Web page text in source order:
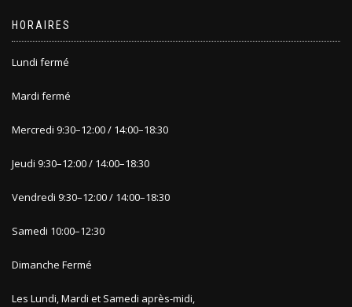
HORAIRES
Lundi fermé
Mardi fermé
Mercredi 9:30–12:00 / 14:00–18:30
Jeudi 9:30–12:00 / 14:00–18:30
Vendredi 9:30–12:00 / 14:00–18:30
Samedi 10:00–12:30
Dimanche Fermé
Les Lundi, Mardi et Samedi après-midi,